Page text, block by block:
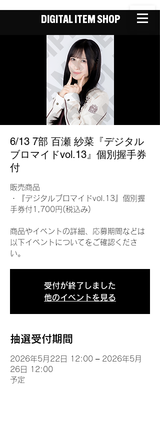
DIGITAL ITEM SHOP
6/13 7部 百瀬 紗菜『デジタル
ブロマイドvol.13』個別握手券
付
販売商品
・『デジタルブロマイドvol.13』個別握
手券付1,700円(税込み)
商品やイベントの詳細、応募期間などは
以下イベントについてをご確認くださ
い。
受付が終了しました
他のイベントを見る
抽選受付期間
2026年5月22日 12:00 – 2026年5月
26日 12:00
予定